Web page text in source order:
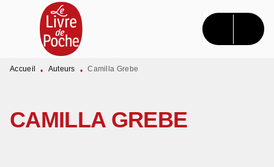
MENU RECHERCHE CONTENU
PIED DE PAGE
Accueil • Auteurs • Camilla Grebe
CAMILLA GREBE